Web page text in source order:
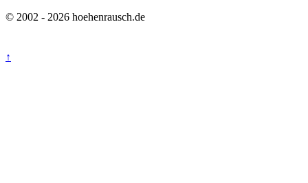
© 2002 - 2026 hoehenrausch.de
↑